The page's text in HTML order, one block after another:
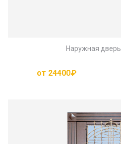
Наружная дверь
от 24400₽